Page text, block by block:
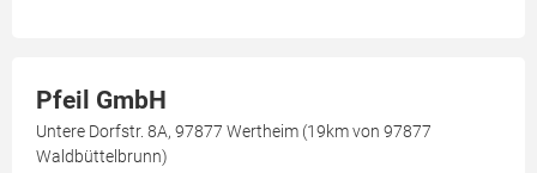
Pfeil GmbH
Untere Dorfstr. 8A, 97877 Wertheim (19km von 97877
Waldbüttelbrunn)